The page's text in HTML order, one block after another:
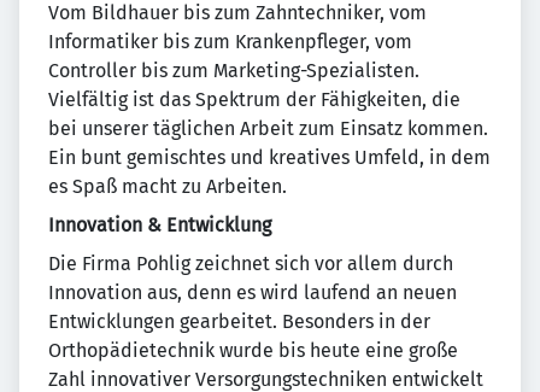
Vom Bildhauer bis zum Zahntechniker, vom
Informatiker bis zum Krankenpfleger, vom
Controller bis zum Marketing-Spezialisten.
Vielfältig ist das Spektrum der Fähigkeiten, die
bei unserer täglichen Arbeit zum Einsatz kommen.
Ein bunt gemischtes und kreatives Umfeld, in dem
es Spaß macht zu Arbeiten.
Innovation & Entwicklung
Die Firma Pohlig zeichnet sich vor allem durch
Innovation aus, denn es wird laufend an neuen
Entwicklungen gearbeitet. Besonders in der
Orthopädietechnik wurde bis heute eine große
Zahl innovativer Versorgungstechniken entwickelt